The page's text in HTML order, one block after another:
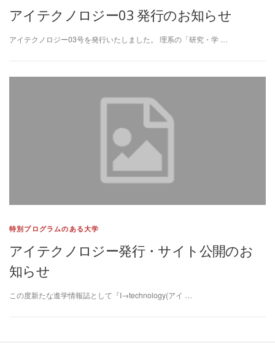
アイテクノロジー03 発行のお知らせ
アイテクノロジー03号を発行いたしました。 理系の「研究・学 …
特別プログラムのある大学
アイテクノロジー発行・サイト公開のお
知らせ
この度新たな進学情報誌として『I→technology(アイ …